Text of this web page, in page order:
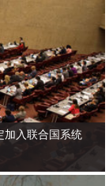
加入联合国系统